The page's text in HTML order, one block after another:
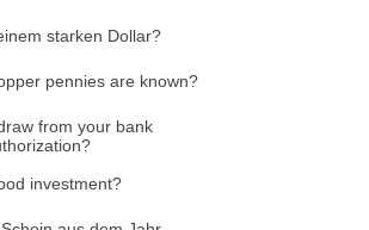
starken Dollar?
pennies are known?
from your bank
investment?